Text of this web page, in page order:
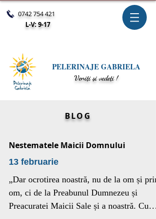
0742 754 421
L-V: 9-17
PELERINAJE GABRIELA
Veniți și vedeți !
BLOG
Nestematele Maicii Domnului
13 februarie
„Dar ocrotirea noastră, nu de la om și prin
om, ci de la Preabunul Dumnezeu și
Preacuratei Maicii Sale și a noastră. Cu